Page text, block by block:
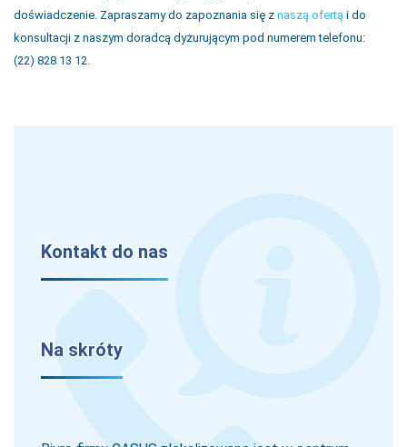
doświadczenie. Zapraszamy do zapoznania się z naszą ofertą i do
konsultacji z naszym doradcą dyżurującym pod numerem telefonu:
(22) 828 13 12.
Kontakt do nas
Na skróty